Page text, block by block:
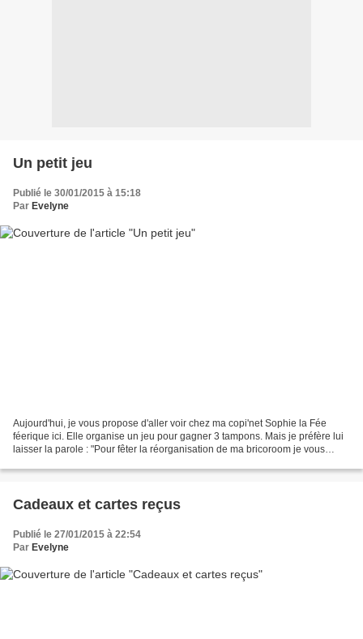
Un petit jeu
Publié le 30/01/2015 à 15:18
Par Evelyne
Aujourd'hui, je vous propose d'aller voir chez ma copi'net Sophie la Fée
féerique ici. Elle organise un jeu pour gagner 3 tampons. Mais je préfère lui
laisser la parole : "Pour fêter la réorganisation de ma bricoroom je vous
Cadeaux et cartes reçus
Publié le 27/01/2015 à 22:54
Par Evelyne